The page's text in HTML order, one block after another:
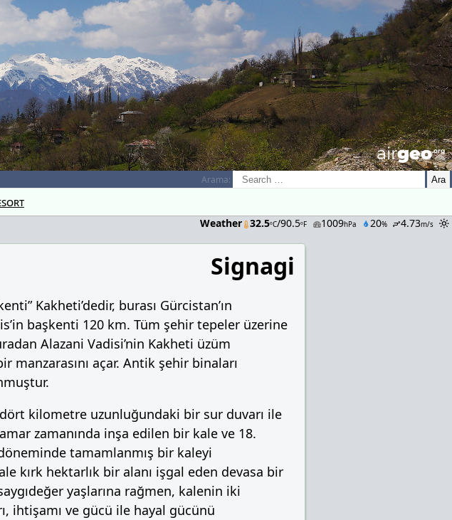
airGEO.oRg
Arama:
Weather 32.5ºC/90.5ºF 1009hPa 20% 4.73m/s
Signagi
Kakheti’dedir, burası Gürcistan’ın
başkenti 120 km. Tüm şehir tepeler üzerine
Alazani Vadisi’nin Kakheti üzüm
manzarasını açar. Antik şehir binaları
kilometre uzunluğundaki bir sur duvarı ile
zamanında inşa edilen bir kale ve 18.
tamamlanmış bir kaleyi
kırk hektarlık bir alanı işgal eden devasa bir
saygıdeğer yaşlarına rağmen, kalenin iki
ihtişamı ve gücü ile hayal gücünü